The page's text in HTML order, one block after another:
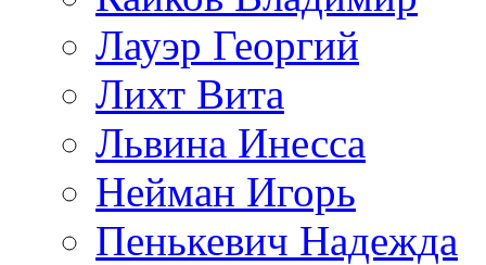
Лауэр Георгий
Лихт Вита
Львина Инесса
Нейман Игорь
Пенькевич Надежда